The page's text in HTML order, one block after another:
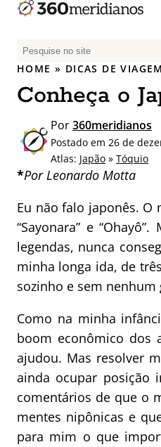
P
e
q
s
p
o
:
HOME » DICAS DE VIAGEM
Conheça o
Por360meridianos
Postado em 26 de
Atlas: Japão » Tóquio
*Por Leonardo Motta
Eu não falo japonês. O
“Sayonara” e
legendas, nunca
minha longa ida, de
sozinho e sem nenhum
Como na minha
boom econômico dos
ajudou. Mas resolver
ainda ocupar posição
comentários de que o
mentes nipônicas e
para mim o que